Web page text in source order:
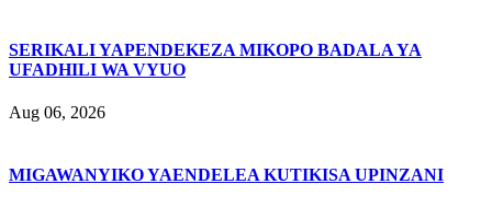
SERIKALI YAPENDEKEZA MIKOPO BADALA YA
UFADHILI WA VYUO
Aug 06, 2026
MIGAWANYIKO YAENDELEA KUTIKISA UPINZANI